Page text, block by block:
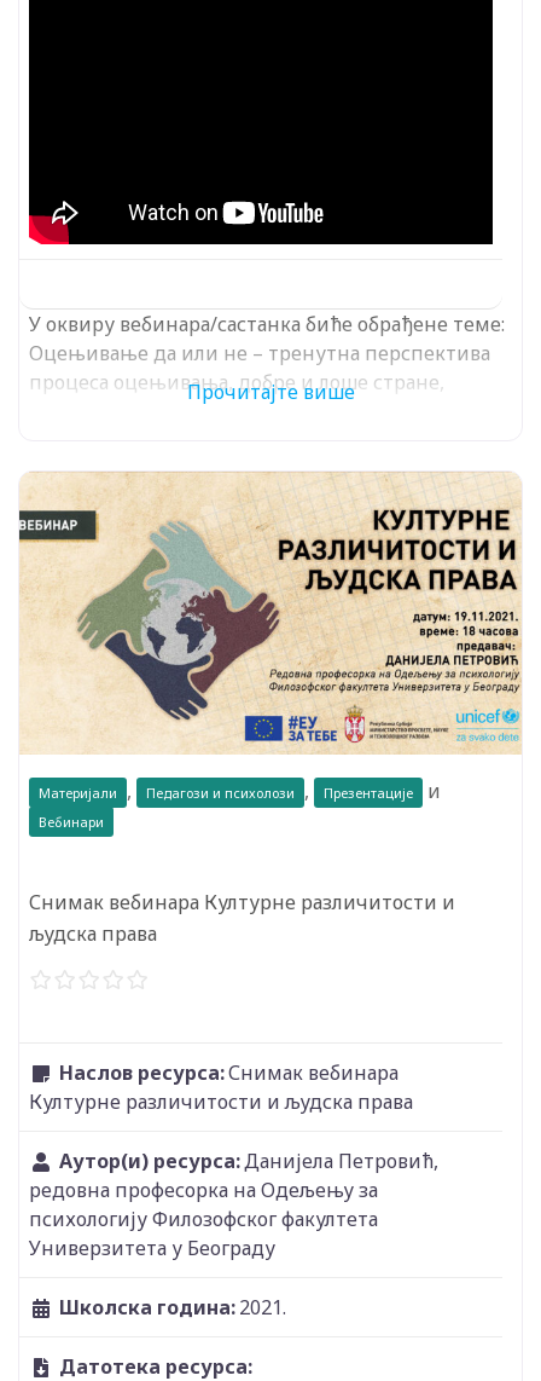
У оквиру вебинара/састанка биће обрађене теме:
Оцењивање да или не – тренутна перспектива
процеса оцењивања, добре и лоше стране,
Прочитајте више
Материјали , Педагози и психолози , Презентације и
Вебинари
Снимак вебинара Културне различитости и
људска права
Наслов ресурса:Снимак вебинара
Културне различитости и људска права
Аутор(и) ресурса:Данијела Петровић,
редовна професорка на Одељењу за
психологију Филозофског факултета
Универзитета у Београду
Школска година:2021.
Датотека ресурса: